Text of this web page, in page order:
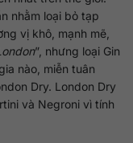
nhằm loại bỏ tạp
vị khô, mạnh mẽ,
”, nhưng loại Gin
nào, miễn tuân
Dry. London Dry
và Negroni vì tính